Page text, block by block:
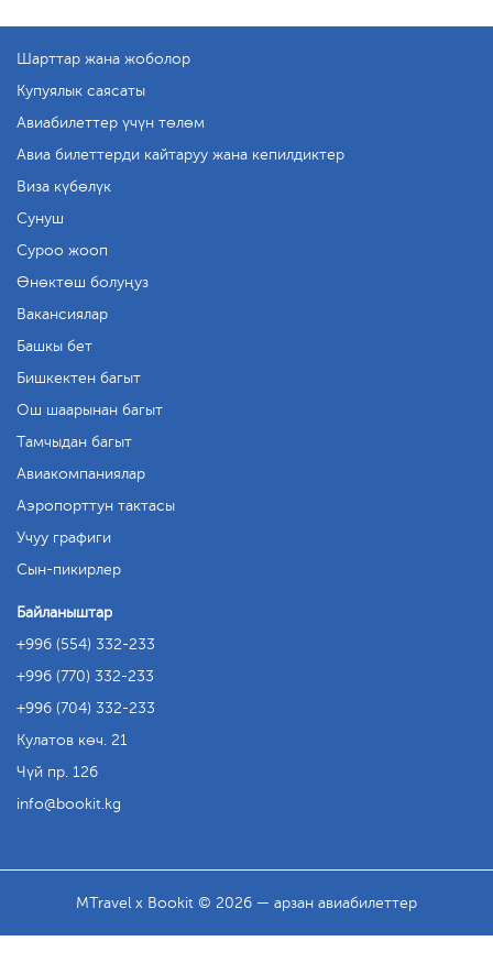
Шарттар жана жоболор
Купуялык саясаты
Авиабилеттер үчүн төлөм
Авиа билеттерди кайтаруу жана кепилдиктер
Виза күбөлүк
Сунуш
Суроо жооп
Өнөктөш болуңуз
Вакансиялар
Башкы бет
Бишкектен багыт
Ош шаарынан багыт
Тамчыдан багыт
Авиакомпаниялар
Аэропорттун тактасы
Учуу графиги
Сын-пикирлер
Байланыштар
+996 (554) 332-233
+996 (770) 332-233
+996 (704) 332-233
Кулатов көч. 21
Чүй пр. 126
info
bookit.kg
MTravel x Bookit © 2026 — арзан авиабилеттер